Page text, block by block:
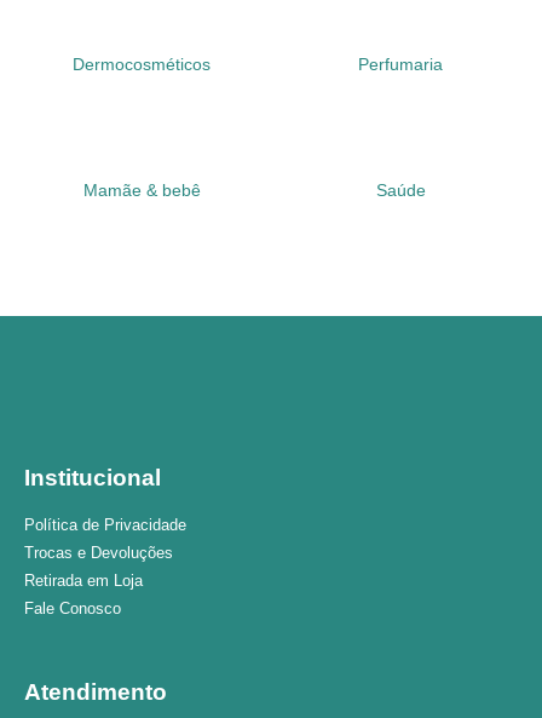
Dermocosméticos Perfumaria
Mamãe & bebê Saúde
Institucional
Política de Privacidade
Trocas e Devoluções
Retirada em Loja
Fale Conosco
Atendimento